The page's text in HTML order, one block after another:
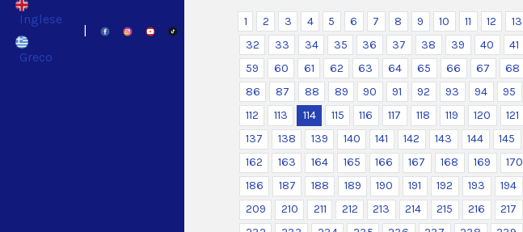
Inglese
Greco
1 2 3 4 5 6 7 8 9 10 11 12 13
32
33 34 35 36 37 38 39 40 41
59
60 61 62 63 64 65 66 67 68
86
87 88 89 90 91 92 93 94 95
112
113 114 115 116 117 118 119 120 121
137
138 139 140 141 142 143 144 145
162
163 164 165 166 167 168 169 170
186
187 188 189 190 191 192 193 194
209
210 211 212 213 214 215 216 217